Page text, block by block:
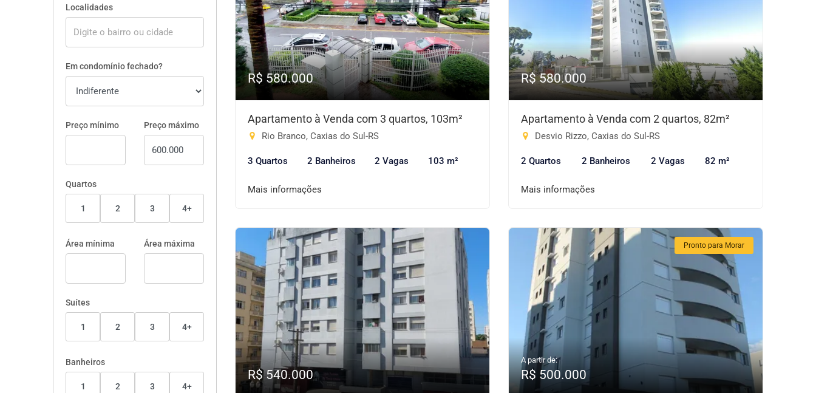
Localidades
Em condomínio fechado?
Preço mínimo Preço máximo
Quartos
1 2 3 4+
Área mínima Área máxima
Suítes
1 2 3 4+
Banheiros
1 2 3 4+
R$ 580.000
Apartamento à Venda com 3 quartos, 103m²
Rio Branco, Caxias do Sul-RS
3 Quartos 2 Banheiros 2 Vagas 103 m²
Mais informações
R$ 580.000
Apartamento à Venda com 2 quartos, 82m²
Desvio Rizzo, Caxias do Sul-RS
2 Quartos 2 Banheiros 2 Vagas 82 m²
Mais informações
R$ 540.000
Pronto para Morar
A partir de:
R$ 500.000